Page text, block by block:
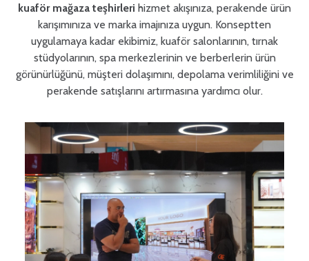
kuaför mağaza teşhirleri hizmet akışınıza, perakende ürün
karışımınıza ve marka imajınıza uygun. Konseptten
uygulamaya kadar ekibimiz, kuaför salonlarının, tırnak
stüdyolarının, spa merkezlerinin ve berberlerin ürün
görünürlüğünü, müşteri dolaşımını, depolama verimliliğini ve
perakende satışlarını artırmasına yardımcı olur.